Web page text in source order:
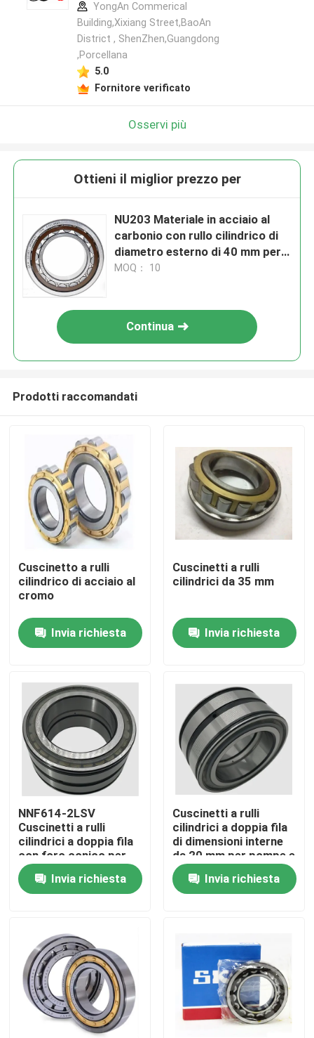
Casa.
Su di noi
Visita alla fabbrica
Controllo della qualità
Notizie
Casi
Richiedere un preventivo
Cuscinetto a rulli cilindrico
cuscinetti a rulli d'allineamento di auto
YongAn Commerical
Building,Xixiang Street,BaoAn
District , ShenZhen,Guangdong
,Porcellana
5.0
Fornitore verificato
Osservi più
Ottieni il miglior prezzo per
NU203 Materiale in acciaio al
carbonio con rullo cilindrico di
diametro esterno di 40 mm per
motori di grandi dimensioni
MOQ： 10
Continua
Prodotti raccomandati
Cuscinetto a rulli
cilindrico di acciaio al
cromo
Invia richiesta
Cuscinetti a rulli
cilindrici da 35 mm
Invia richiesta
NNF614-2LSV
Cuscinetti a rulli
cilindrici a doppia fila
con foro conico per
macchine per la
lavorazione alimentare
Invia richiesta
Cuscinetti a rulli
cilindrici a doppia fila
di dimensioni interne
da 20 mm per pompe e
compressori
Invia richiesta